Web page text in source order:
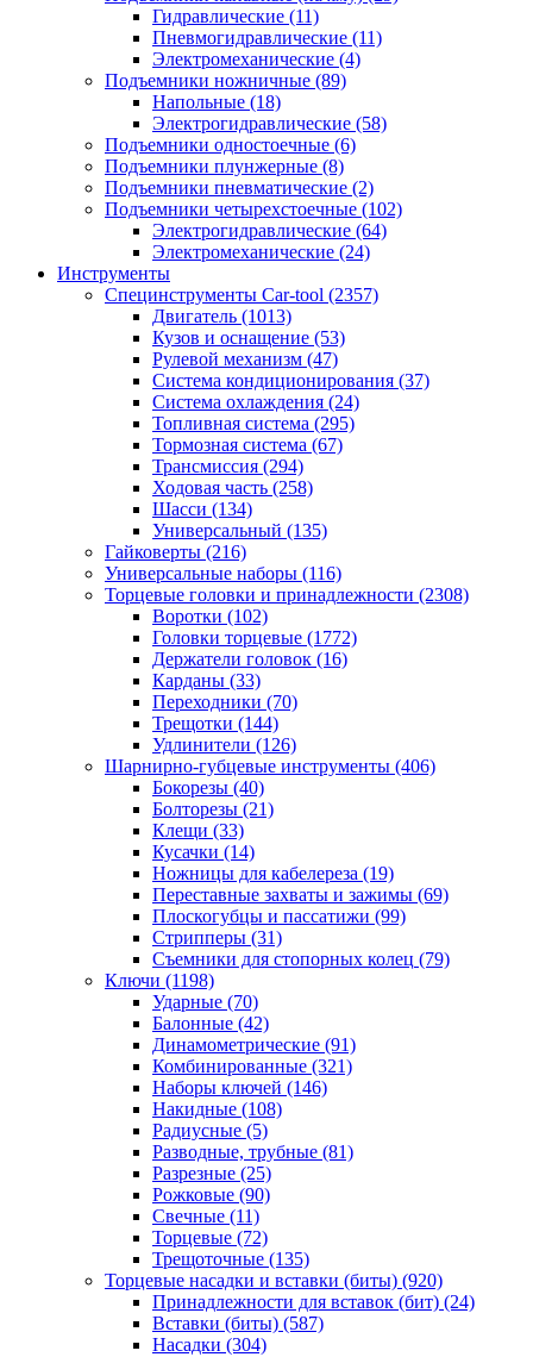
Гидравлические (11)
Пневмогидравлические (11)
Электромеханические (4)
Подъемники ножничные (89)
Напольные (18)
Электрогидравлические (58)
Подъемники одностоечные (6)
Подъемники плунжерные (8)
Подъемники пневматические (2)
Подъемники четырехстоечные (102)
Электрогидравлические (64)
Электромеханические (24)
Инструменты
Специнструменты Car-tool (2357)
Двигатель (1013)
Кузов и оснащение (53)
Рулевой механизм (47)
Система кондиционирования (37)
Система охлаждения (24)
Топливная система (295)
Тормозная система (67)
Трансмиссия (294)
Ходовая часть (258)
Шасси (134)
Универсальный (135)
Гайковерты (216)
Универсальные наборы (116)
Торцевые головки и принадлежности (2308)
Воротки (102)
Головки торцевые (1772)
Держатели головок (16)
Карданы (33)
Переходники (70)
Трещотки (144)
Удлинители (126)
Шарнирно-губцевые инструменты (406)
Бокорезы (40)
Болторезы (21)
Клещи (33)
Кусачки (14)
Ножницы для кабелереза (19)
Переставные захваты и зажимы (69)
Плоскогубцы и пассатижи (99)
Стрипперы (31)
Съемники для стопорных колец (79)
Ключи (1198)
Ударные (70)
Балонные (42)
Динамометрические (91)
Комбинированные (321)
Наборы ключей (146)
Накидные (108)
Радиусные (5)
Разводные, трубные (81)
Разрезные (25)
Рожковые (90)
Свечные (11)
Торцевые (72)
Трещоточные (135)
Торцевые насадки и вставки (биты) (920)
Принадлежности для вставок (бит) (24)
Вставки (биты) (587)
Насадки (304)